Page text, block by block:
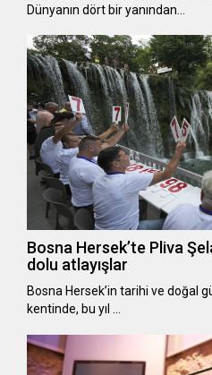
Dünyanın dört bir yanından…
Bosna Hersek’te Pliva
dolu atlayışlar
Bosna Hersek’in tarihi ve doğal
kentinde, bu yıl …